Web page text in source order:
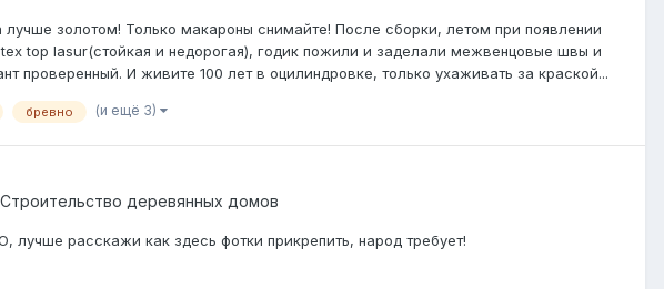
золотом! Только макароны снимайте! После сборки, летом при появлении
top lasur(стойкая и недорогая), годик пожили и заделали межвенцовые швы и
проверенный. И живите 100 лет в оцилиндровке, только ухаживать за краской...
бревно (и ещё 3)
Строительство деревянных домов
расскажи как здесь фотки прикрепить, народ требует!